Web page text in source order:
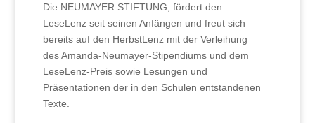
Die NEUMAYER STIFTUNG, fördert den
LeseLenz seit seinen Anfängen und freut sich
bereits auf den HerbstLenz mit der Verleihung
des Amanda-Neumayer-Stipendiums und dem
LeseLenz-Preis sowie Lesungen und
Präsentationen der in den Schulen entstandenen
Texte.